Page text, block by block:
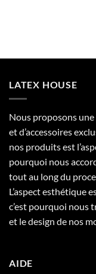
LATEX HOUSE
Nous proposons
et d’accessoires
nos produits est
pourquoi nous
tout au long du
L’aspect esthétique
c’est pourquoi nous
et le design de nos
AIDE